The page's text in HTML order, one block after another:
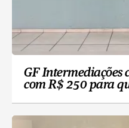
GF Intermediações
com R$ 250 para